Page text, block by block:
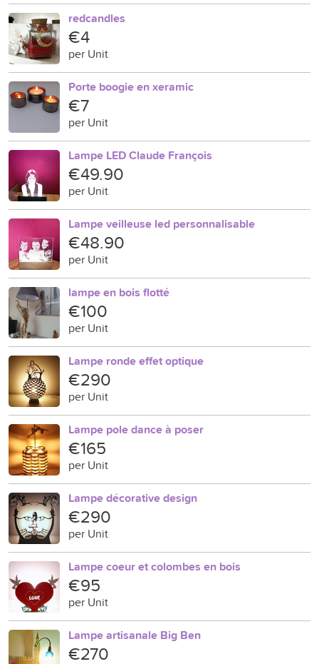
redcandles
€4
per Unit
Porte boogie en xeramic
€7
per Unit
Lampe LED Claude François
€49.90
per Unit
Lampe veilleuse led personnalisable
€48.90
per Unit
lampe en bois flotté
€100
per Unit
Lampe ronde effet optique
€290
per Unit
Lampe pole dance à poser
€165
per Unit
Lampe décorative design
€290
per Unit
Lampe coeur et colombes en bois
€95
per Unit
Lampe artisanale Big Ben
€270